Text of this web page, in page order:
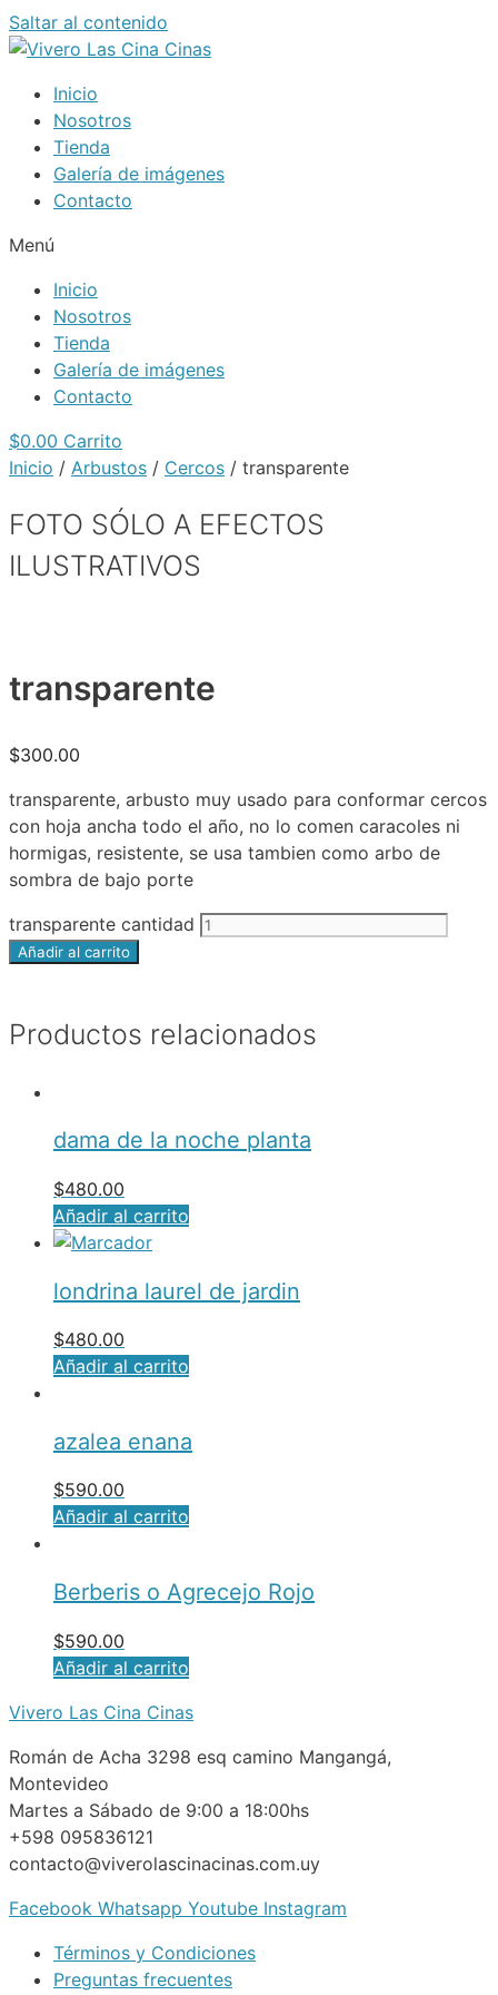
Saltar al contenido
Inicio
Nosotros
Tienda
Galería de imágenes
Contacto
Menú
Inicio
Nosotros
Tienda
Galería de imágenes
Contacto
$0.00 Carrito
Inicio / Arbustos / Cercos / transparente
FOTO SÓLO A EFECTOS
ILUSTRATIVOS
transparente
$300.00
transparente, arbusto muy usado para conformar cercos
con hoja ancha todo el año, no lo comen caracoles ni
hormigas, resistente, se usa tambien como arbo de
sombra de bajo porte
transparente cantidad
Añadir al carrito
Productos relacionados
dama de la noche planta
$480.00
Añadir al carrito
londrina laurel de jardin
$480.00
Añadir al carrito
azalea enana
$590.00
Añadir al carrito
Berberis o Agrecejo Rojo
$590.00
Añadir al carrito
Vivero Las Cina Cinas
Román de Acha 3298 esq camino Mangangá,
Montevideo
Martes a Sábado de 9:00 a 18:00hs
+598 095836121
contacto@viverolascinacinas.com.uy
Facebook Whatsapp Youtube Instagram
Términos y Condiciones
Preguntas frecuentes